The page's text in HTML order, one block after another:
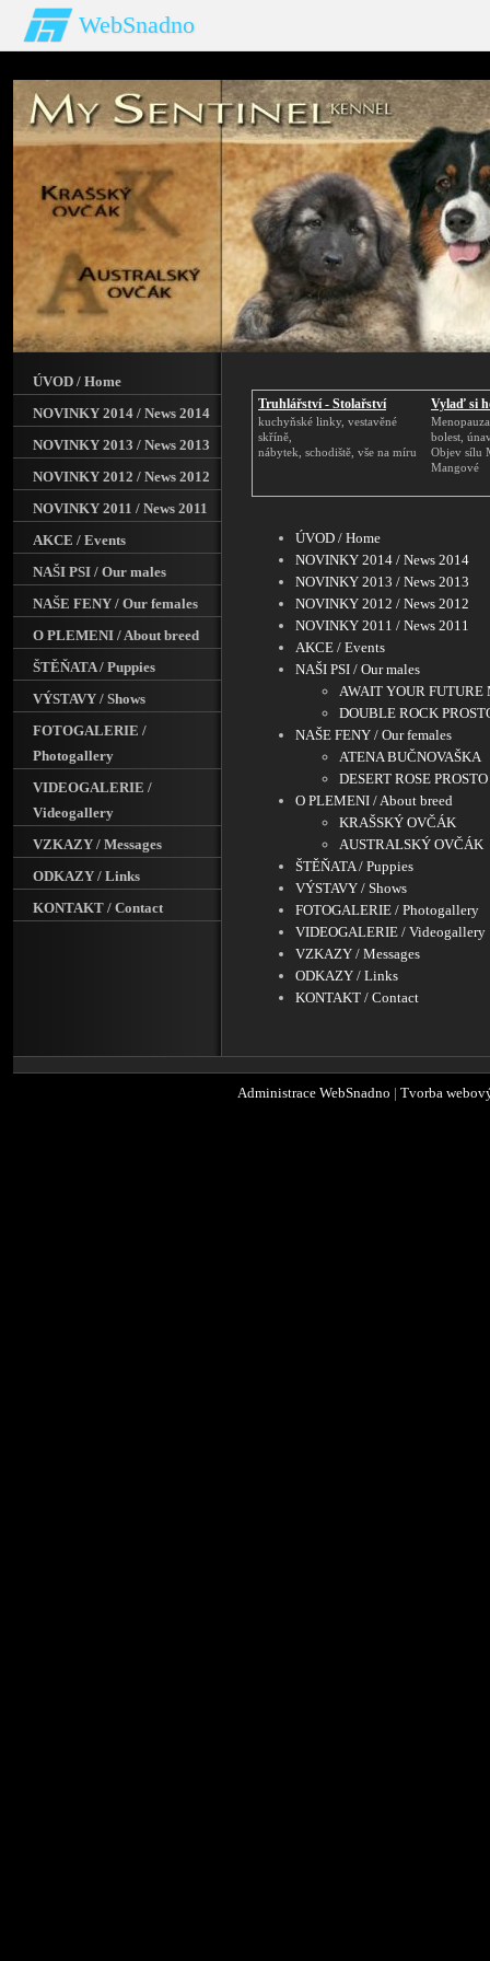
WebSnadno
Truhlářství - Stolařství
kuchyňské linky, vestavěné
skříně,
nábytek, schodiště, vše na míru
Vylaď si
bolest,
Objev sílu
Mangové
ÚVOD / Home
NOVINKY 2014 / News 2014
NOVINKY 2013 / News 2013
NOVINKY 2012 / News 2012
NOVINKY 2011 / News 2011
AKCE / Events
NAŠI PSI / Our males
AWAIT YOUR FUTURE
DOUBLE ROCK
NAŠE FENY / Our females
ATENA BUČNOVAŠKA
DESERT ROSE
O PLEMENI / About breed
KRAŠSKÝ OVČÁK
AUSTRALSKÝ OVČÁK
ŠTĚŇATA / Puppies
VÝSTAVY / Shows
FOTOGALERIE / Photogallery
VIDEOGALERIE / Videogallery
VZKAZY / Messages
ODKAZY / Links
KONTAKT / Contact
ÚVOD / Home
NOVINKY 2014 / News 2014
NOVINKY 2013 / News 2013
NOVINKY 2012 / News 2012
NOVINKY 2011 / News 2011
AKCE / Events
NAŠI PSI / Our males
NAŠE FENY / Our females
O PLEMENI / About breed
ŠTĚŇATA / Puppies
VÝSTAVY / Shows
FOTOGALERIE /
Photogallery
VIDEOGALERIE /
Videogallery
VZKAZY / Messages
ODKAZY / Links
KONTAKT / Contact
Administrace WebSnadno | Tvorba